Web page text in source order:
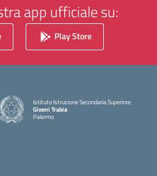
app ufficiale su:
Play Store
Istituto Istruzione Secondaria Superiore
Gioeni Trabia
Palermo